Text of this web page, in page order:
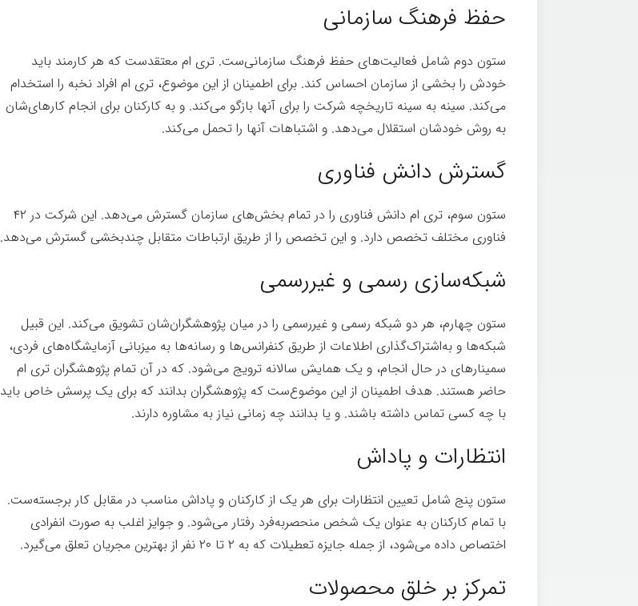
حفظ فرهنگ سازمانی
ستون دوم شامل فعالیت‌های حفظ فرهنگ سازمانی‌ست. تری ام معتقدست که هر کارمند باید
خودش را بخشی از سازمان احساس کند. برای اطمینان از این موضوع، تری ام افراد نخبه را استخدام
می‌کند. سينه به سينه تاریخچه شرکت را برای آنها بازگو می‌كند. و به کارکنان برای انجام کارهای‌شان
به روش خودشان استقلال می‌دهد. و اشتباهات آنها را تحمل می‌کند.
گسترش دانش فناوری
ستون سوم، تری ام دانش فناوری را در تمام بخش‌های سازمان گسترش می‌دهد. این شرکت در ۴۲
فناوری مختلف تخصص دارد. و این تخصص را از طریق ارتباطات متقابل چندبخشی گسترش می‌دهد.
شبکه‌سازی رسمی و غیررسمی
ستون چهارم، هر دو شبکه رسمی و غیررسمی را در میان پژوهشگران‌شان تشویق می‌کند. این قبیل
شبکه‌ها و به‌اشتراک‌گذاری اطلاعات از طریق کنفرانس‌ها و رسانه‌ها به میزبانی آزمایشگاه‌های فردی،
سمینارهای در حال انجام، و یک همایش سالانه ترویج می‌شود. که در آن تمام پژوهشگران تری ام
حاضر هستند. هدف اطمينان از اين موضوع‌ست كه پژوهشگران بدانند که برای یک پرسش خاص باید
با چه کسی تماس داشته باشند. و یا بدانند چه زمانی نیاز به مشاوره دارند.
انتظارات و پاداش
ستون پنج شامل تعیین انتظارات برای هر یک از کارکنان و پاداش مناسب در مقابل کار برجسته‌ست.
با تمام کارکنان به عنوان یک شخص منحصربه‌فرد رفتار می‌شود. و جوایز اغلب به صورت انفرادی
اختصاص داده می‌شود، از جمله جایزه تعطیلات که به ۲ تا ۲۰ نفر از بهترین مجریان تعلق می‌گیرد.
تمرکز بر خلق محصولات